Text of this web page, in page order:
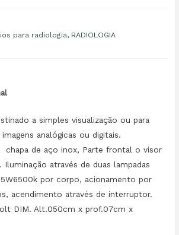
para radiologia, RADIOLOGIA
a simples visualização ou para
analógicas ou digitais.
chapa de aço inox, Parte frontal o visor
através de duas lampadas
por corpo, acionamento por
acendimento através de interruptor.
DIM. Alt.050cm x prof.07cm x